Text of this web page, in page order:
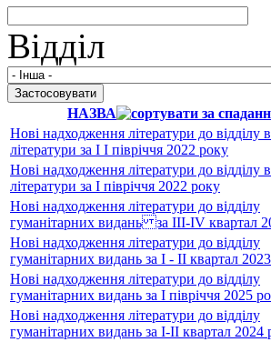
Відділ
НАЗВА
Нові надходження літератури до відділу
літератури за I І півріччя 2022 року
Нові надходження літератури до відділу
літератури за I півріччя 2022 року
Нові надходження літератури до відділу
гуманітарних видань за III-IV квартал
Нові надходження літератури до відділу
гуманітарних видань за I - II квартал
Нові надходження літератури до відділу
гуманітарних видань за I півріччя 2025
Нові надходження літератури до відділу
гуманітарних видань за I-II квартал 2024